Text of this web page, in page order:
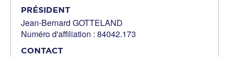
PRÉSIDENT
Jean-Bernard GOTTELAND
Numéro d'affiliation : 84042.173
CONTACT